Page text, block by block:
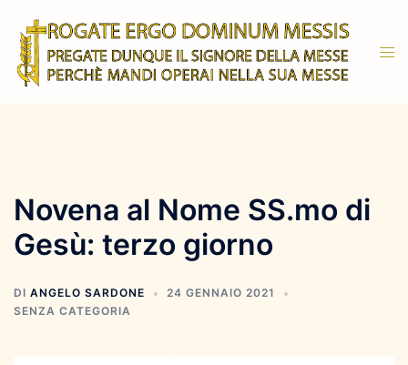
contenuto
Novena al Nome SS.mo di
Gesù: terzo giorno
DI ANGELO SARDONE
24 GENNAIO 2021
SENZA CATEGORIA